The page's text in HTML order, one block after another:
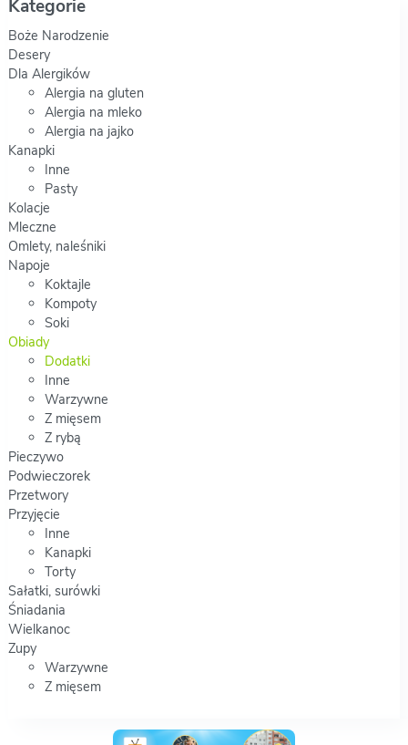
Kategorie
Boże Narodzenie
Desery
Dla Alergików
Alergia na gluten
Alergia na mleko
Alergia na jajko
Kanapki
Inne
Pasty
Kolacje
Mleczne
Omlety, naleśniki
Napoje
Koktajle
Kompoty
Soki
Obiady
Dodatki
Inne
Warzywne
Z mięsem
Z rybą
Pieczywo
Podwieczorek
Przetwory
Przyjęcie
Inne
Kanapki
Torty
Sałatki, surówki
Śniadania
Wielkanoc
Zupy
Warzywne
Z mięsem